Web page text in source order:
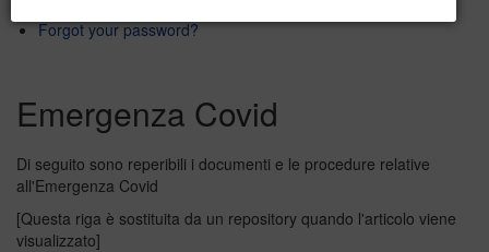
Forgot your password?
Emergenza Covid
Di seguito sono reperibili i documenti e le procedure relative
all'Emergenza Covid
[Questa riga è sostituita da un repository quando l'articolo viene
visualizzato]